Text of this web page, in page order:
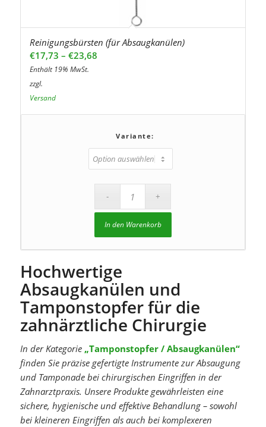
Reinigungsbürsten (für Absaugkanülen)
€17,73 – €23,68Preisspanne:
Enthält 19% MwSt.
zzgl.
Versand
Variante:
In den Warenkorb
Hochwertige
Absaugkanülen und
Tamponstopfer für die
zahnärztliche Chirurgie
In der Kategorie „Tamponstopfer / Absaugkanülen“
finden Sie präzise gefertigte Instrumente zur Absaugung
und Tamponade bei chirurgischen Eingriffen in der
Zahnarztpraxis. Unsere Produkte gewährleisten eine
sichere, hygienische und effektive Behandlung – sowohl
bei kleineren Eingriffen als auch bei komplexeren